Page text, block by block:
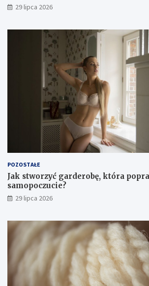
29 lipca 2026
POZOSTAŁE
Jak stworzyć garderobę, która
samopoczucie?
29 lipca 2026